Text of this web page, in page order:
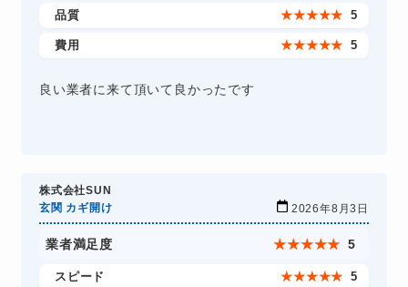
品質 ★★★★★ 5
費用 ★★★★★ 5
良い業者に来て頂いて良かったです
株式会社SUN
玄関 カギ開け
2026年8月3日
業者満足度 ★★★★★ 5
スピード ★★★★★ 5